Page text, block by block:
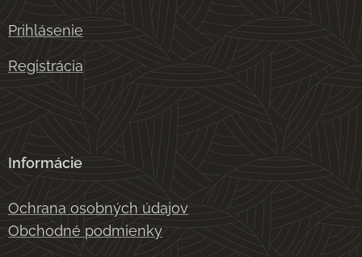
Prihlásenie
Registrácia
Informácie
Ochrana osobných údajov
Obchodné podmienky